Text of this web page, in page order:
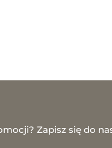
Zapisz się do